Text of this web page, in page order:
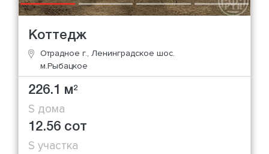
Коттедж
Отрадное г., Ленинградское шос.
м.Рыбацкое
226.1 м2
S дома
12.56 сот
S участка